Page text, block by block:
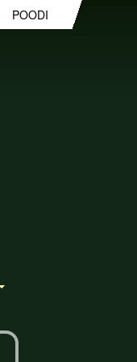
POODI